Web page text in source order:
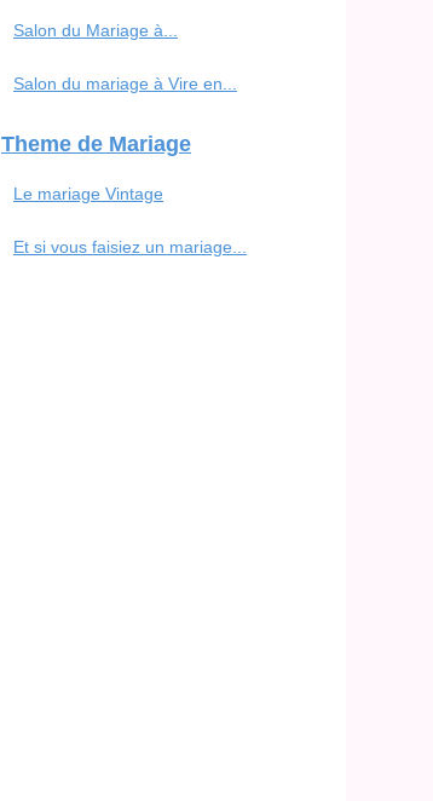
Salon du Mariage à...
Salon du mariage à Vire en...
Theme de Mariage
Le mariage Vintage
Et si vous faisiez un mariage...